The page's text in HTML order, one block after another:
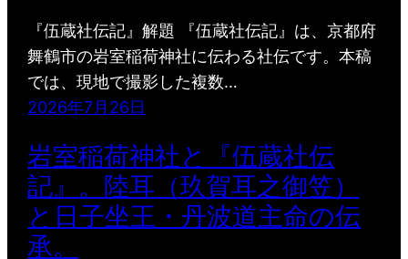
『伍蔵社伝記』解題 『伍蔵社伝記』は、京都府
舞鶴市の岩室稲荷神社に伝わる社伝です。本稿
では、現地で撮影した複数…
2026年7月26日
岩室稲荷神社と『伍蔵社伝
記』。陸耳（玖賀耳之御笠）
と日子坐王・丹波道主命の伝
承。